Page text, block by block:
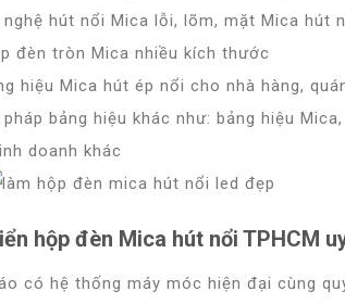
hút nổi Mica lỗi, lõm, mặt Mica hút
đèn tròn Mica nhiều kích thước
hiệu Mica hút ép nổi cho nhà hàng,
bảng hiệu khác như: bảng hiệu
doanh khác
hộp đèn Mica hút nổi TPHCM
có hệ thống máy móc hiện đại cùng